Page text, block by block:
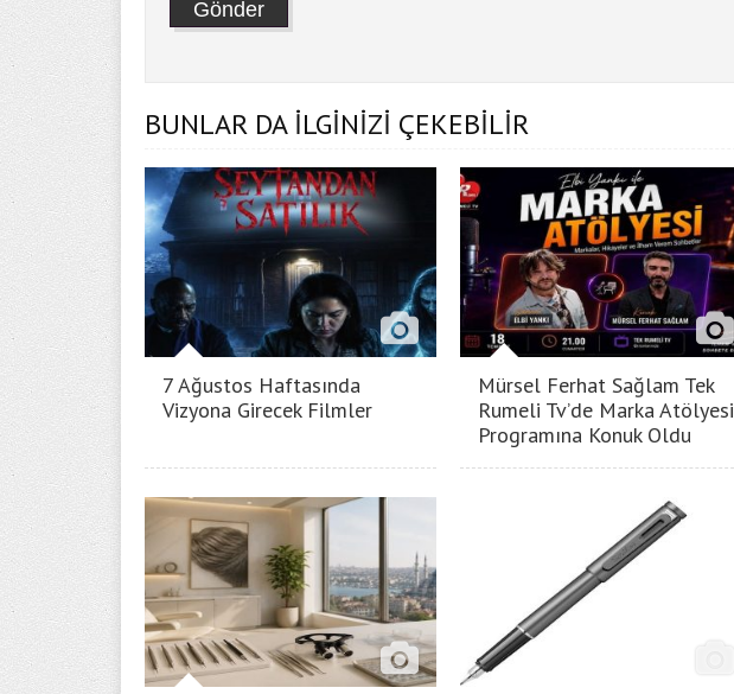
BUNLAR DA İLGİNİZİ ÇEKEBİLİR
7 Ağustos Haftasında
Vizyona Girecek Filmler
Mürsel Ferhat Sağlam Tek
Rumeli Tv’de Marka Atölyesi
Programına Konuk Oldu